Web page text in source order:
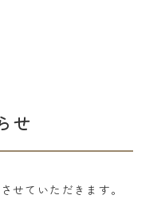
せ
せていただきます。